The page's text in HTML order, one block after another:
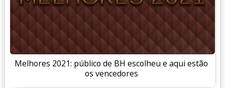
Melhores 2021: público de BH escolheu e aqui estão
os vencedores